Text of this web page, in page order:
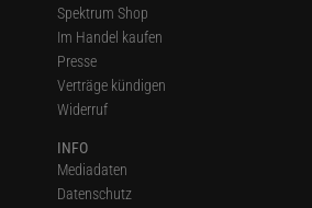
Spektrum Shop
Im Handel kaufen
Presse
Verträge kündigen
Widerruf
INFO
Mediadaten
Datenschutz